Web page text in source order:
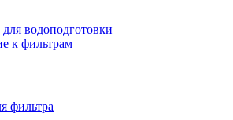
водоподготовки
к фильтрам
фильтра